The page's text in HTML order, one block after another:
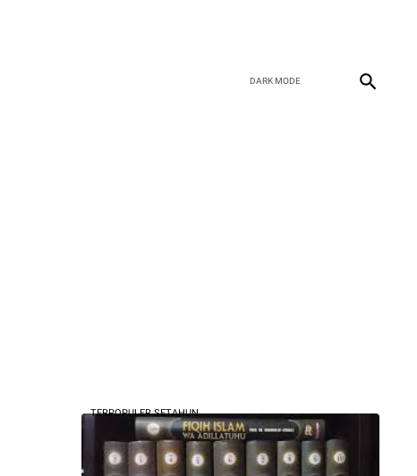
TERPOPULER SETAHUN